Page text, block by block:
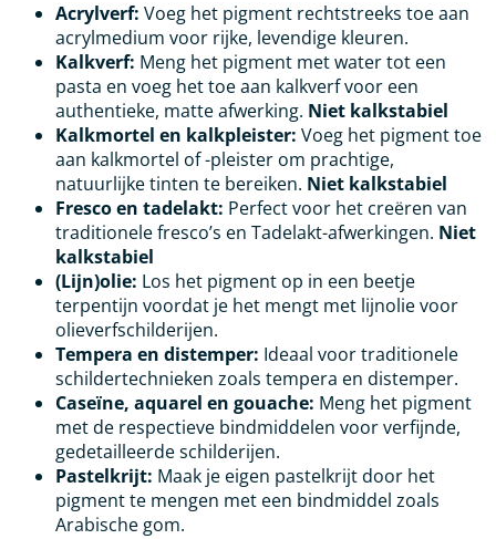
Acrylverf: Voeg het pigment rechtstreeks toe aan
acrylmedium voor rijke, levendige kleuren.
Kalkverf: Meng het pigment met water tot een
pasta en voeg het toe aan kalkverf voor een
authentieke, matte afwerking. Niet kalkstabiel
Kalkmortel en kalkpleister: Voeg het pigment toe
aan kalkmortel of -pleister om prachtige,
natuurlijke tinten te bereiken. Niet kalkstabiel
Fresco en tadelakt: Perfect voor het creëren van
traditionele fresco’s en Tadelakt-afwerkingen. Niet
kalkstabiel
(Lijn)olie: Los het pigment op in een beetje
terpentijn voordat je het mengt met lijnolie voor
olieverfschilderijen.
Tempera en distemper: Ideaal voor traditionele
schildertechnieken zoals tempera en distemper.
Caseïne, aquarel en gouache: Meng het pigment
met de respectieve bindmiddelen voor verfijnde,
gedetailleerde schilderijen.
Pastelkrijt: Maak je eigen pastelkrijt door het
pigment te mengen met een bindmiddel zoals
Arabische gom.